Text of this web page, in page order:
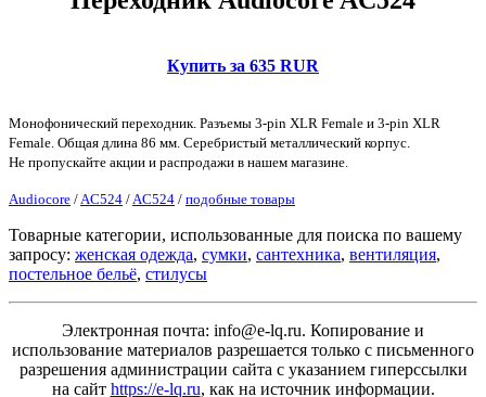
Купить за 635 RUR
Монофонический переходник. Разъемы 3-pin XLR Female и 3-pin XLR
Female. Общая длина 86 мм. Серебристый металлический корпус.
Не пропускайте акции и распродажи в нашем магазине.
Audiocore / AC524 / AC524 / подобные товары
Товарные категории, использованные для поиска по вашему
запросу: женская одежда, сумки, сантехника, вентиляция,
постельное бельё, стилусы
Электронная почта: info@e-lq.ru. Копирование и
использование материалов разрешается только с письменного
разрешения администрации сайта с указанием гиперссылки
на сайт https://e-lq.ru, как на источник информации.